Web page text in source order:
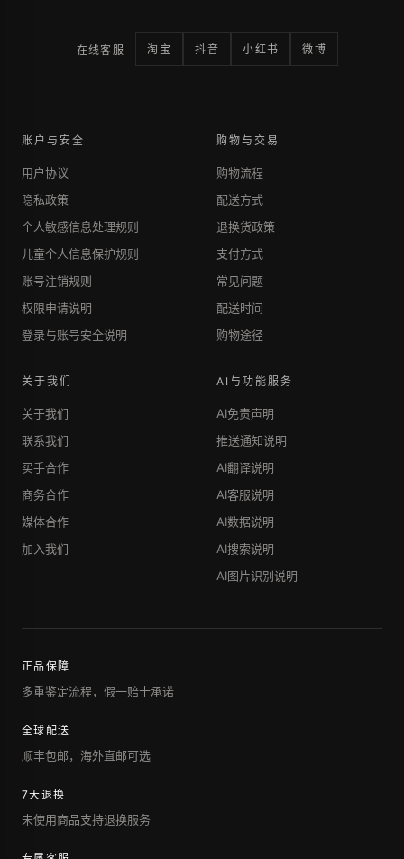
在线客服 淘宝 抖音 小红书 微博
账户与安全
用户协议
隐私政策
个人敏感信息处理规则
儿童个人信息保护规则
账号注销规则
权限申请说明
登录与账号安全说明
购物与交易
购物流程
配送方式
退换货政策
支付方式
常见问题
配送时间
购物途径
关于我们
关于我们
联系我们
买手合作
商务合作
媒体合作
加入我们
AI与功能服务
AI免责声明
推送通知说明
AI翻译说明
AI客服说明
AI数据说明
AI搜索说明
AI图片识别说明
正品保障
多重鉴定流程，假一赔十承诺
全球配送
顺丰包邮，海外直邮可选
7天退换
未使用商品支持退换服务